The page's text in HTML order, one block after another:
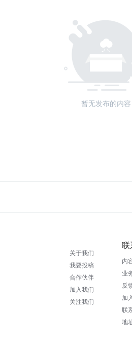
暂无发布的内容
关于我们
我要投稿
合作伙伴
加入我们
关注我们
联
内
业
反
加
联
地